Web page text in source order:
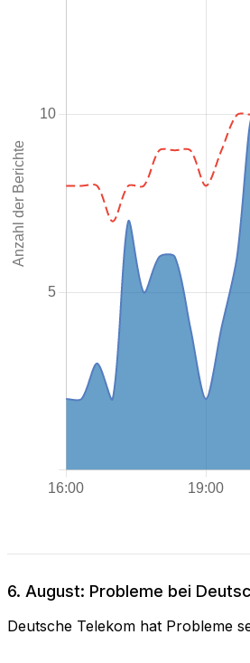
6. August: Probleme bei
Deutsche Telekom hat Probleme